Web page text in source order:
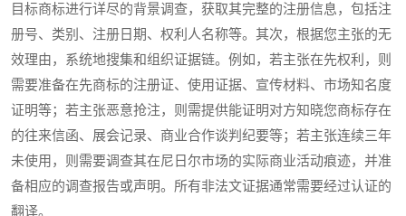
目标商标进行详尽的背景调查，获取其完整的注册信息，包括注
册号、类别、注册日期、权利人名称等。其次，根据您主张的无
效理由，系统地搜集和组织证据链。例如，若主张在先权利，则
需要准备在先商标的注册证、使用证据、宣传材料、市场知名度
证明等；若主张恶意抢注，则需提供能证明对方知晓您商标存在
的往来信函、展会记录、商业合作谈判纪要等；若主张连续三年
未使用，则需要调查其在尼日尔市场的实际商业活动痕迹，并准
备相应的调查报告或声明。所有非法文证据通常需要经过认证的
翻译。